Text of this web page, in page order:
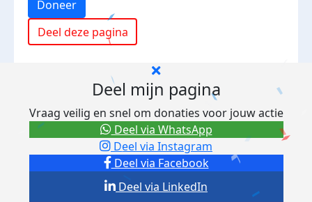
Doneer
Deel deze pagina
Deel mijn pagina
Vraag veilig en snel om donaties voor jouw actie
Deel via Facebook
Deel via Instagram
Deel via LinkedIn
Deel via WhatsApp